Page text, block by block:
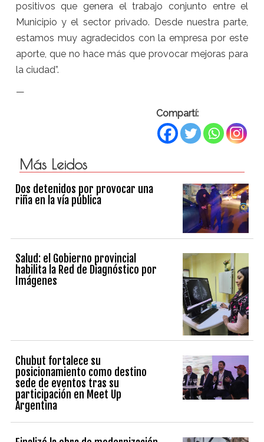
positivos que genera el trabajo conjunto entre el
Municipio y el sector privado. Desde nuestra parte,
estamos muy agradecidos con la empresa por este
aporte, que no hace más que provocar mejoras para
la ciudad”.
—
Compartí:
Más Leidos
Dos detenidos por provocar una
riña en la vía pública
Salud: el Gobierno provincial
habilita la Red de Diagnóstico por
Imágenes
Chubut fortalece su
posicionamiento como destino
sede de eventos tras su
participación en Meet Up
Argentina